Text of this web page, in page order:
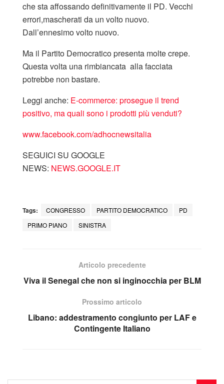
che sta affossando definitivamente il PD. Vecchi
errori,mascherati da un volto nuovo.
Dall’ennesimo volto nuovo.
Ma il Partito Democratico presenta molte crepe.
Questa volta una rimbiancata alla facciata
potrebbe non bastare.
Leggi anche: E-commerce: prosegue il trend
positivo, ma quali sono i prodotti più venduti?
www.facebook.com/adhocnewsitalia
SEGUICI SU GOOGLE
NEWS: NEWS.GOOGLE.IT
Tags: CONGRESSO PARTITO DEMOCRATICO
PD
PRIMO PIANO
SINISTRA
Articolo precedente
Viva il Senegal che non si inginocchia per BLM
Prossimo articolo
Libano: addestramento congiunto per LAF e
Contingente Italiano